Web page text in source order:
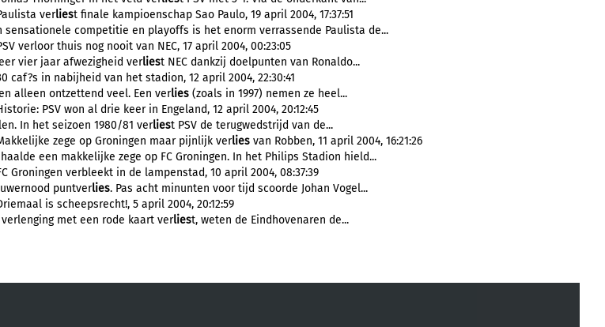
verliest finale kampioenschap Sao Paulo, 19 april 2004, 17:37:51
sensationele competitie en playoffs is het enorm verrassende Paulista de...
verloor thuis nog nooit van NEC, 17 april 2004, 00:23:05
vier jaar afwezigheid verliest NEC dankzij doelpunten van Ronaldo...
caf?s in nabijheid van het stadion, 12 april 2004, 22:30:41
alleen ontzettend veel. Een verlies (zoals in 1997) nemen ze heel...
PSV won al drie keer in Engeland, 12 april 2004, 20:12:45
In het seizoen 1980/81 verliest PSV de terugwedstrijd van de...
zege op Groningen maar pijnlijk verlies van Robben, 11 april 2004, 16:21:26
een makkelijke zege op FC Groningen. In het Philips Stadion hield...
Groningen verbleekt in de lampenstad, 10 april 2004, 08:37:39
puntverlies. Pas acht minunten voor tijd scoorde Johan Vogel...
is scheepsrecht!, 5 april 2004, 20:12:59
verlenging met een rode kaart verliest, weten de Eindhovenaren de...